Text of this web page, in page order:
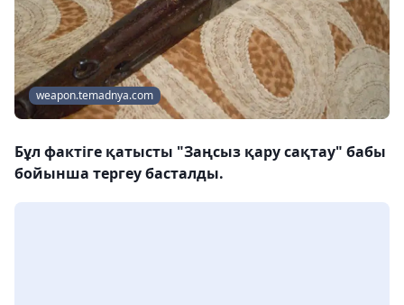
weapon.temadnya.com
Бұл фактіге қатысты "Заңсыз қару сақтау" бабы
бойынша тергеу басталды.